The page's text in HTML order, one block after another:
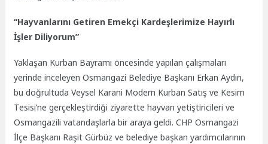
“Hayvanlarını Getiren Emekçi Kardeşlerimize Hayırlı
İşler Diliyorum”
Yaklaşan Kurban Bayramı öncesinde yapılan çalışmaları
yerinde inceleyen Osmangazi Belediye Başkanı Erkan Aydın,
bu doğrultuda Veysel Karani Modern Kurban Satış ve Kesim
Tesisi’ne gerçekleştirdiği ziyarette hayvan yetiştiricileri ve
Osmangazili vatandaşlarla bir araya geldi. CHP Osmangazi
İlçe Başkanı Raşit Gürbüz ve belediye başkan yardımcılarının